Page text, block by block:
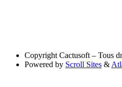
Copyright Cactusoft – Tous
Powered by Scroll Sites &